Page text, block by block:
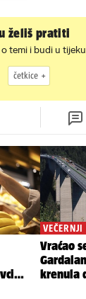
želiš pratiti
temi i budi u tijeku
četkice